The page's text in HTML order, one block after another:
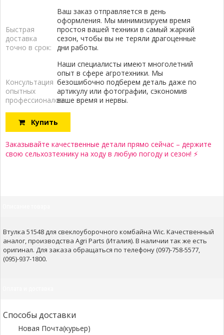
Быстрая
доставка
точно в срок:
Ваш заказ отправляется в день
оформления. Мы минимизируем время
простоя вашей техники в самый жаркий
сезон, чтобы вы не теряли драгоценные
дни работы.
Консультация
опытных
профессионалов:
Наши специалисты имеют многолетний
опыт в сфере агротехники. Мы
безошибочно подберем деталь даже по
артикулу или фотографии, сэкономив
ваше время и нервы.
Купить
Заказывайте качественные детали прямо сейчас – держите
свою сельхозтехнику на ходу в любую погоду и сезон! ⚡
Втулка 51548 для свеклоуборочного комбайна Wic. Качественный
аналог, производства Agri Parts (Италия). В наличии так же есть
оригинал. Для заказа обращаться по телефону (097)-758-5577,
(095)-937-1800.
Способы доставки
Новая Почта(курьер)